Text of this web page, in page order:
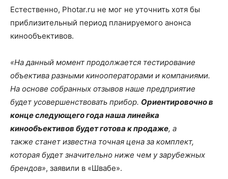
Естественно, Photar.ru не мог не уточнить хотя бы
приблизительный период планируемого анонса
кинообъективов.
«На данный момент продолжается тестирование
объектива разными кинооператорами и компаниями.
На основе собранных отзывов наше предприятие
будет усовершенствовать прибор. Ориентировочно в
конце следующего года наша линейка
кинообъективов будет готова к продаже, а
также станет известна точная цена за комплект,
которая будет значительно ниже чем у зарубежных
брендов», заявили в «Швабе».